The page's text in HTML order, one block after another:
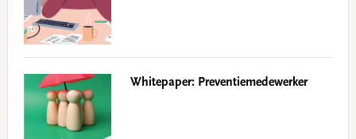
Whitepaper: Preventiemedewerker